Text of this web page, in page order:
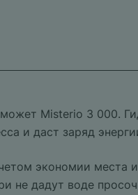
Misterio 3 000.
и даст заряд
экономии места
не дадут воде